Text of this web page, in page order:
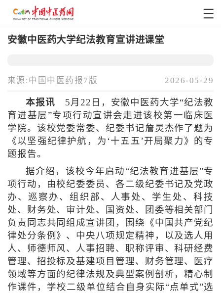
安徽中医药大学纪法教育宣讲进课堂
来源:中国中医药报7版 2026-05-29
本报讯 5月22日，安徽中医药大学“纪法教
育进基层”专项行动宣讲会走进该校第一临床医
学院。该校党委常委、纪委书记詹灵杰作了题为
《以坚强纪律护航，为‘十五五’开局聚力》的专
题报告。
据介绍，该校今年启动“纪法教育进基层”专
项行动，由校纪委委员、各二级纪委书记及党政
办、巡察办、组织部、人事处、学生处、科技
处、财务处、审计处、国资处、团委等相关部门
负责同志共同组成宣讲团，围绕《中国共产党纪
律处分条例》、中央八项规定精神，以及选人用
人、师德师风、人事招聘、职称评审、科研经费
管理、招投标及基建项目管理、财务管理、医疗
领域等方面的纪律法规及典型案例剖析，精心制
作课件，学校二级单位结合自身实际“点单式”选